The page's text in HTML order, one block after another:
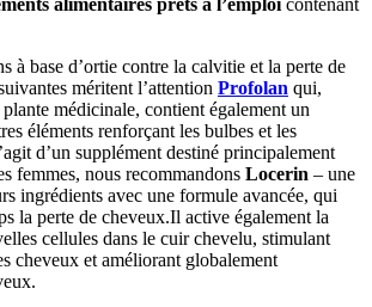
alimentaires prêts à l’emploi contenant
à base d’ortie contre la calvitie et la perte de
méritent l’attention Profolan qui,
médicinale, contient également un
éléments renforçant les bulbes et les
d’un supplément destiné principalement
femmes, nous recommandons Locerin – une
ingrédients avec une formule avancée, qui
la perte de cheveux.Il active également la
cellules dans le cuir chevelu, stimulant
cheveux et améliorant globalement